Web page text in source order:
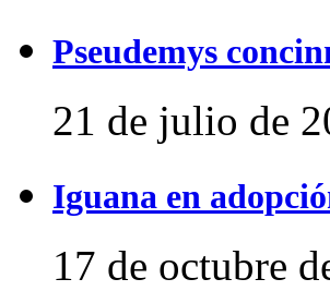
Pseudemys
21 de julio de
Iguana en
17 de octubre